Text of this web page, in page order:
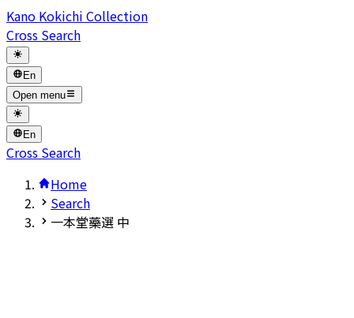
Kano Kokichi Collection
Cross Search
En
Open menu
En
Cross Search
Home
Search
一本堂藥選 中